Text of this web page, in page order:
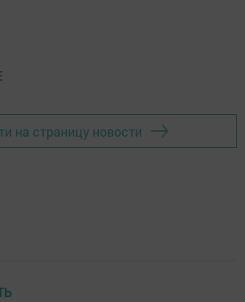
на страницу новости